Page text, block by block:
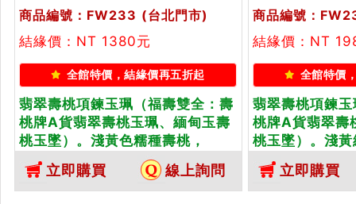
商品編號：FW233 (台北門市)
結緣價：NT 1380元
全館特價，結緣價再五折起
翡翠壽桃項鍊玉珮（福壽雙全：壽
桃牌A貨翡翠壽桃玉珮、緬甸玉壽
桃玉墜）。淺黃色糯種壽桃，
FW233。客製化訂做各種翡翠壽
桃吊墜玉珮項鍊。★附A貨翡翠雙
證書
立即購買 線上詢問
商品編號：
結緣價：NT
全館特價
翡翠壽桃項鍊
桃牌A貨翡翠壽
桃玉墜）。淺
FW234。客製
桃吊墜玉珮項
證書
立即購買